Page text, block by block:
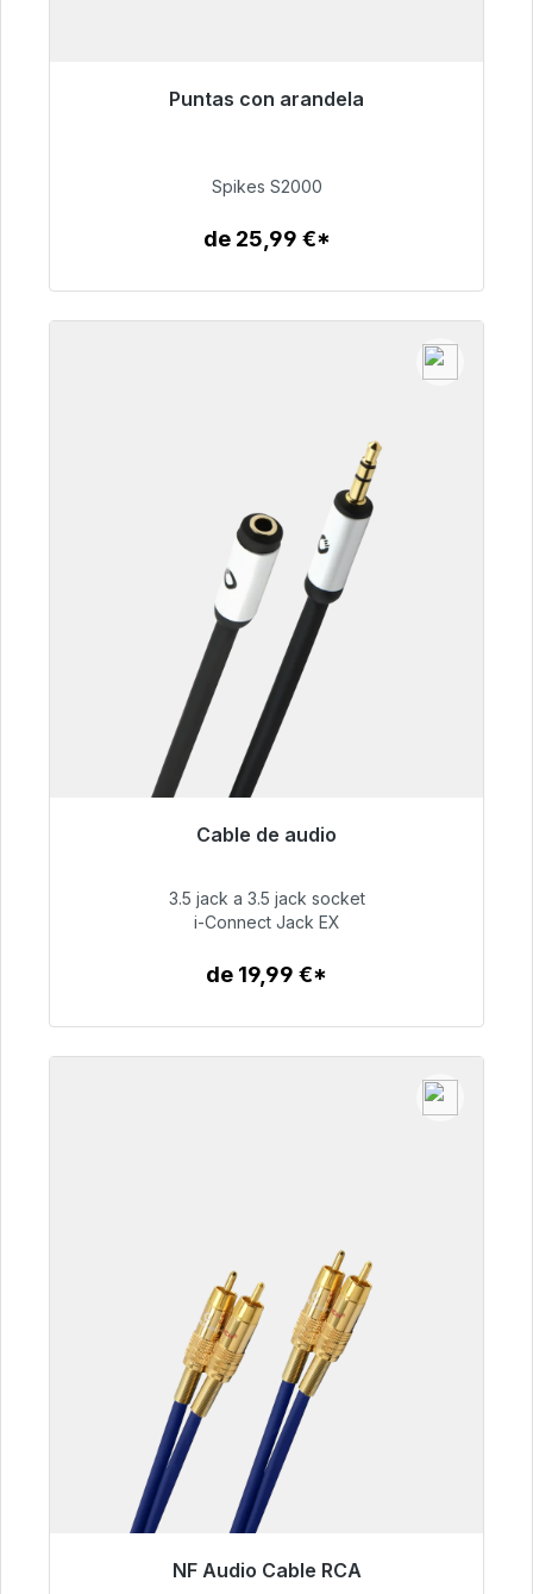
Puntas con arandela
Listo para envío inmediato, plazo de entrega
51,49 €
Spikes S2000
de 25,99 €*
Cable de audio
Listo para envío inmediato, plazo de entrega
51,99 €
3.5 jack a 3.5 jack socket
i-Connect Jack EX
de 19,99 €*
NF Audio Cable RCA
Listo para envío inmediato, plazo de entrega